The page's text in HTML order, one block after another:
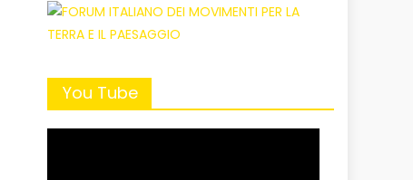
You Tube